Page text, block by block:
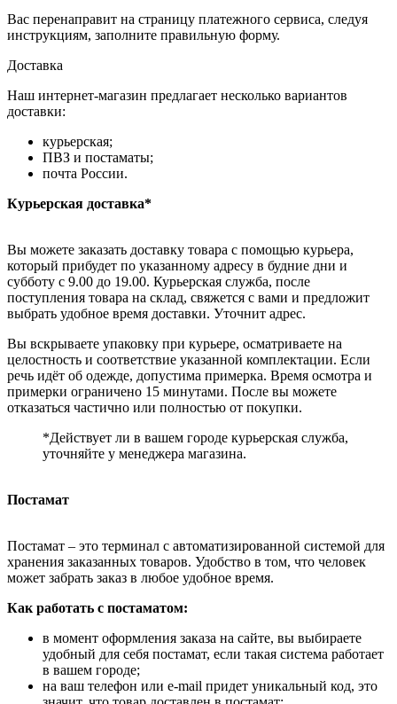
Вас перенаправит на страницу платежного сервиса, следуя
инструкциям, заполните правильную форму.
Доставка
Наш интернет-магазин предлагает несколько вариантов
доставки:
курьерская;
ПВЗ и постаматы;
почта России.
Курьерская доставка*
Вы можете заказать доставку товара с помощью курьера,
который прибудет по указанному адресу в будние дни и
субботу с 9.00 до 19.00. Курьерская служба, после
поступления товара на склад, свяжется с вами и предложит
выбрать удобное время доставки. Уточнит адрес.
Вы вскрываете упаковку при курьере, осматриваете на
целостность и соответствие указанной комплектации. Если
речь идёт об одежде, допустима примерка. Время осмотра и
примерки ограничено 15 минутами. После вы можете
отказаться частично или полностью от покупки.
*Действует ли в вашем городе курьерская служба,
уточняйте у менеджера магазина.
Постамат
Постамат – это терминал с автоматизированной системой для
хранения заказанных товаров. Удобство в том, что человек
может забрать заказ в любое удобное время.
Как работать с постаматом:
в момент оформления заказа на сайте, вы выбираете
удобный для себя постамат, если такая система работает
в вашем городе;
на ваш телефон или e-mail придет уникальный код, это